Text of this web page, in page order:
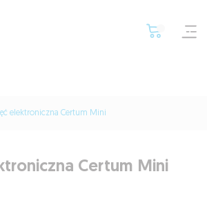
elektroniczna Certum Mini
Certum Mini